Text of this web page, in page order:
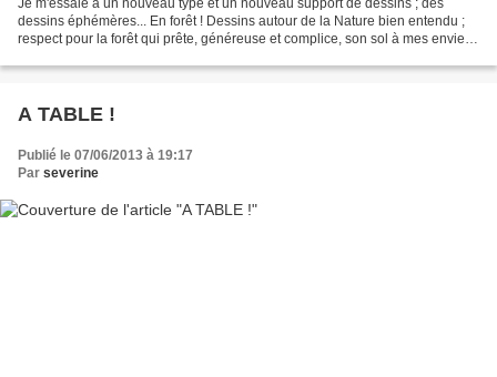
dessins éphémères... En forêt ! Dessins autour de la Nature bien entendu ;
respect pour la forêt qui prête, généreuse et complice, son sol à mes envies
A TABLE !
Publié le 07/06/2013 à 19:17
Par severine